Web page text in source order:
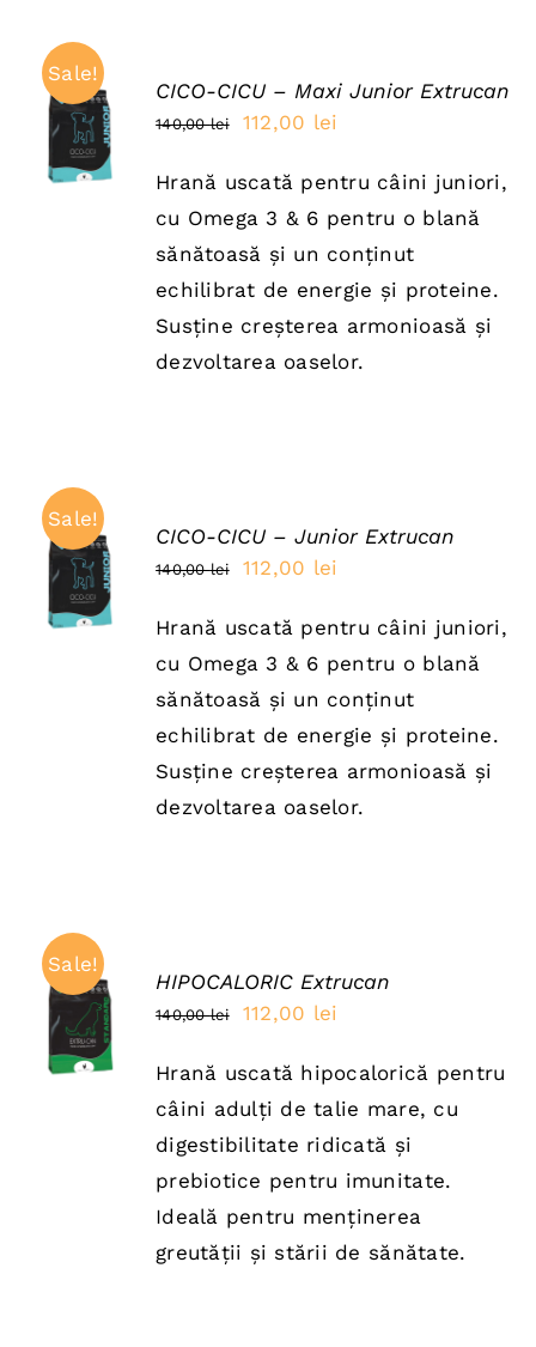
Sale!
ADAUGĂ
ÎN COȘ
/
DETAILS
CICO-CICU – Maxi Junior Extrucan
140,00lei
Prețul
a
fost:
140,00 lei.
112,00 lei
este:
112,00 lei.
Hrană uscată pentru câini juniori,
cu Omega 3 & 6 pentru o blană
sănătoasă și un conținut
echilibrat de energie și proteine.
Susține creșterea armonioasă și
dezvoltarea oaselor.
Sale!
ADAUGĂ
ÎN COȘ
/
DETAILS
CICO-CICU – Junior Extrucan
140,00lei
Prețul
a
fost:
140,00 lei.
112,00 lei
este:
112,00 lei.
Hrană uscată pentru câini juniori,
cu Omega 3 & 6 pentru o blană
sănătoasă și un conținut
echilibrat de energie și proteine.
Susține creșterea armonioasă și
dezvoltarea oaselor.
Sale!
ADAUGĂ
ÎN COȘ
/
DETAILS
HIPOCALORIC Extrucan
140,00lei
Prețul
a
fost:
140,00 lei.
112,00 lei
este:
112,00 lei.
Hrană uscată hipocalorică pentru
câini adulți de talie mare, cu
digestibilitate ridicată și
prebiotice pentru imunitate.
Ideală pentru menținerea
greutății și stării de sănătate.